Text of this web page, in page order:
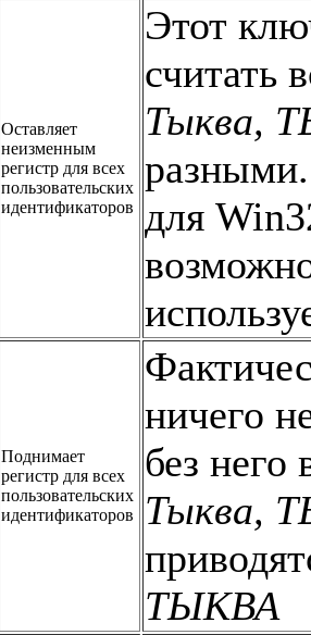
Оставляет
неизменным
регистр для всех
пользовательских
идентификаторов
Этот
считать
Тыква,
для
Поднимает
регистр для всех
пользовательских
идентификаторов
ничего
без него
Тыква,
ТЫКВА